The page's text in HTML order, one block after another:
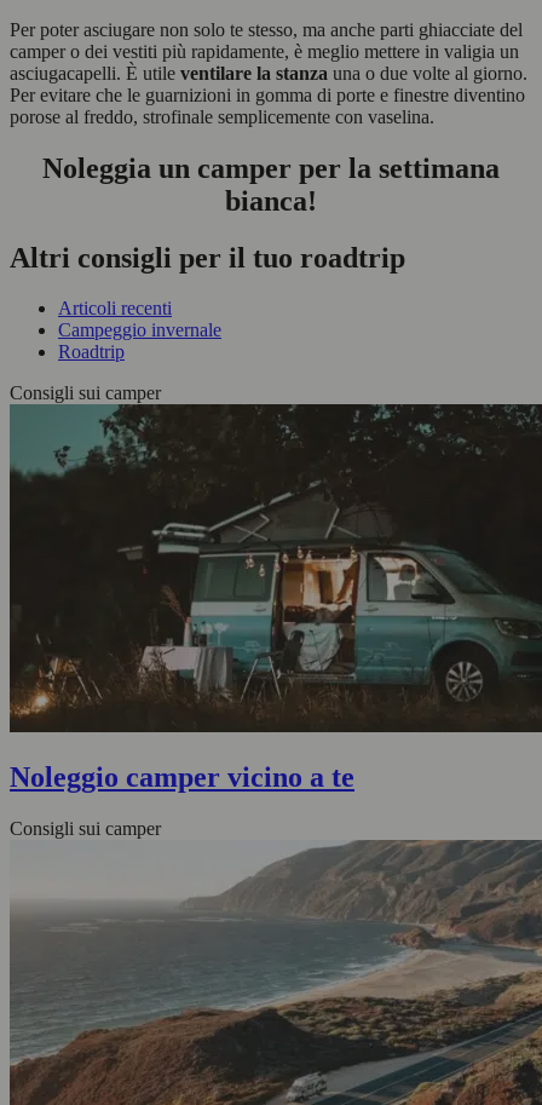
Per poter asciugare non solo te stesso, ma anche parti ghiacciate del
camper o dei vestiti più rapidamente, è meglio mettere in valigia un
asciugacapelli. È utile ventilare la stanza una o due volte al giorno.
Per evitare che le guarnizioni in gomma di porte e finestre diventino
porose al freddo, strofinale semplicemente con vaselina.
Noleggia un camper per la settimana
bianca!
Altri consigli per il tuo roadtrip
Articoli recenti
Campeggio invernale
Roadtrip
Consigli sui camper
Noleggio camper vicino a te
Consigli sui camper